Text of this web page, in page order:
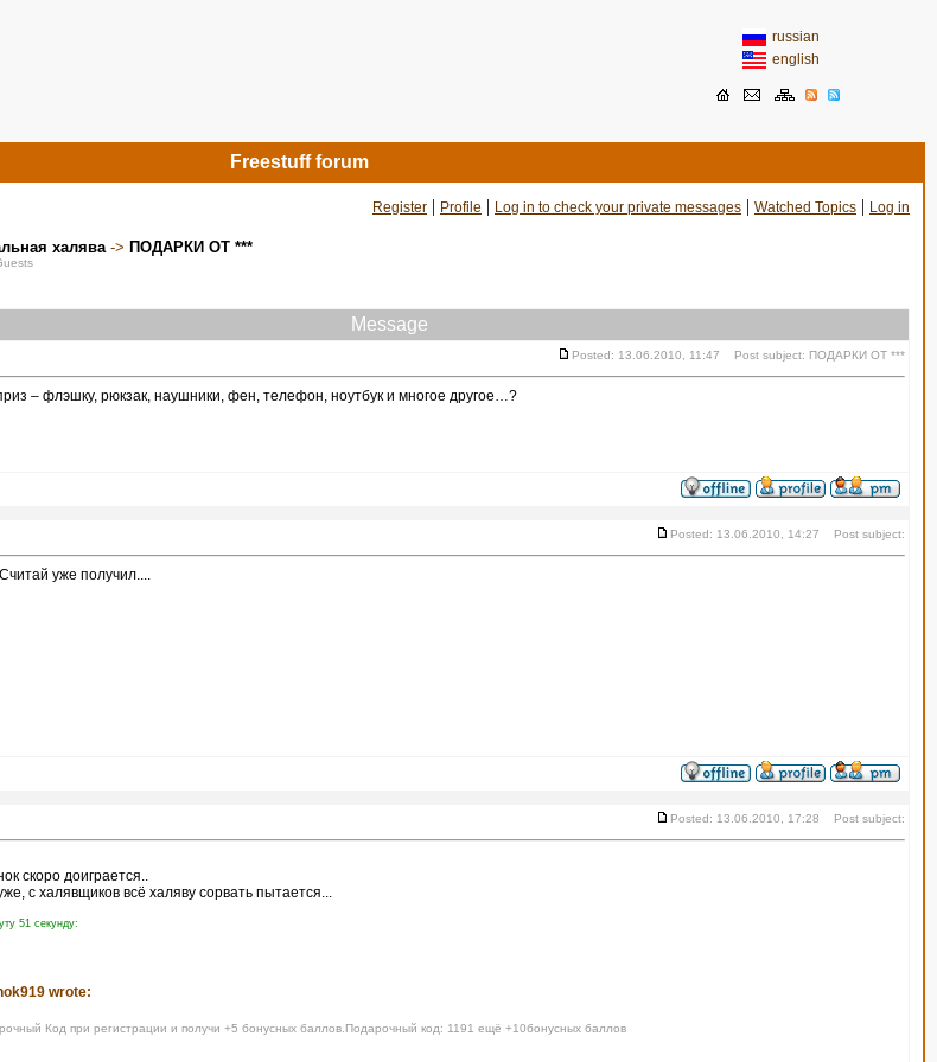
russian
english
Freestuff forum
Register | Profile | Log in to check your private messages | Watched Topics | Log in
халява-> ПОДАРКИ ОТ ***
Message
Posted: 13.06.2010, 11:47 Post subject: ПОДАРКИ ОТ ***
– флэшку, рюкзак, наушники, фен, телефон, ноутбук и многое другое…?
Posted: 13.06.2010, 14:27 Post subject:
уже получил....
Posted: 13.06.2010, 17:28 Post subject:
скоро доиграется..
с халявщиков всё халяву сорвать пытается...
51 секунду:
wrote:
Код при регистрации и получи +5 бонусных баллов.Подарочный код: 1191 ещё +10бонусных баллов